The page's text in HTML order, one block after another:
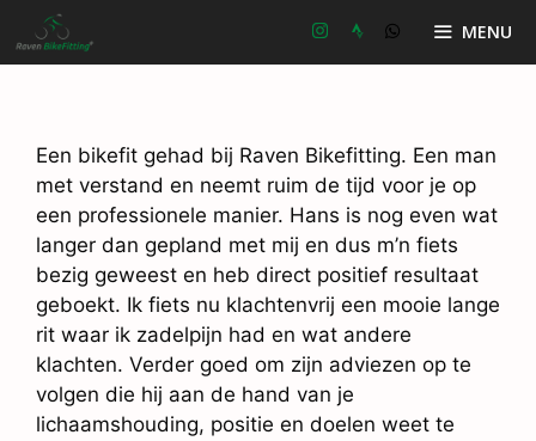
naar
MENU
Een bikefit gehad bij Raven Bikefitting. Een man
met verstand en neemt ruim de tijd voor je op
een professionele manier. Hans is nog even wat
langer dan gepland met mij en dus m’n fiets
bezig geweest en heb direct positief resultaat
geboekt. Ik fiets nu klachtenvrij een mooie lange
rit waar ik zadelpijn had en wat andere
klachten. Verder goed om zijn adviezen op te
volgen die hij aan de hand van je
lichaamshouding, positie en doelen weet te